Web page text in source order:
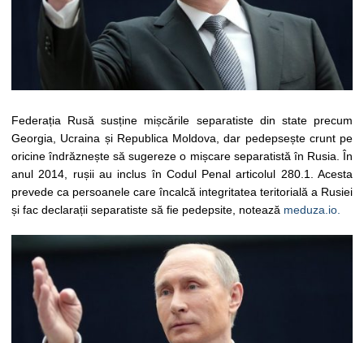
Federația Rusă susține mișcările separatiste din state precum
Georgia, Ucraina și Republica Moldova, dar pedepsește crunt pe
oricine îndrăznește să sugereze o mișcare separatistă în Rusia. În
anul 2014, rușii au inclus în Codul Penal articolul 280.1. Acesta
prevede ca persoanele care încalcă integritatea teritorială a Rusiei
și fac declarații separatiste să fie pedepsite, notează meduza.io.